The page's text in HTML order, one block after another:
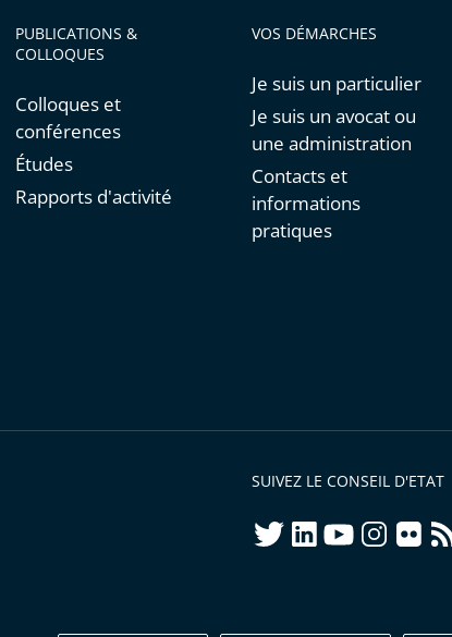
PUBLICATIONS &
COLLOQUES
Colloques et
conférences
Études
Rapports d'activité
VOS DÉMARCHES
Je suis un particulier
Je suis un avocat ou
une administration
Contacts et
informations
pratiques
SUIVEZ LE CONSEIL D'ETAT
twitterlinkedInyoutubeinstagram
flickrrss